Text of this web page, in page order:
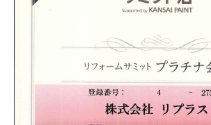
火災保険が適用されるかも!?
高い抗ウイルス効果！関西ペイント・アレ
アレスシックイの特徴
抗ウイルスの検証